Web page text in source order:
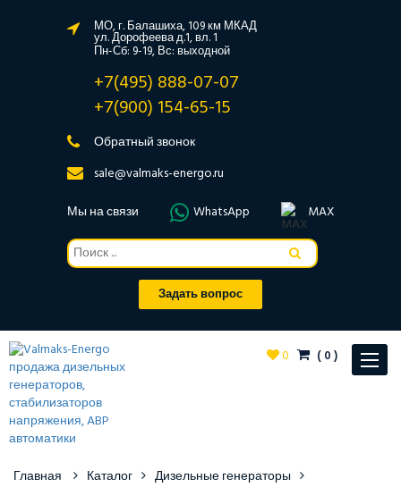
МО, г. Балашиха, 109 км МКАД
ул. Дорофеева д.1, вл. 1
Пн-Сб: 9-19, Вс: выходной
+7(495) 888-07-07
+7(900) 154-65-15
Обратный звонок
sale@valmaks-energo.ru
Мы на связи
WhatsApp MAX
Задать вопрос
Toggle
0 (0)
Главная Каталог Дизельные генераторы